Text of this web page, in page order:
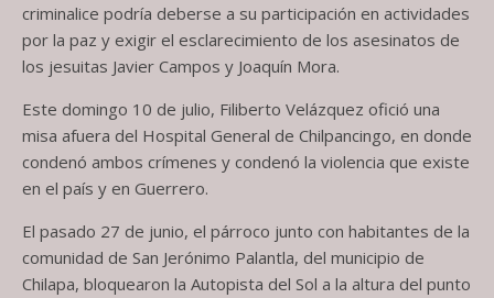
criminalice podría deberse a su participación en actividades
por la paz y exigir el esclarecimiento de los asesinatos de
los jesuitas Javier Campos y Joaquín Mora.
Este domingo 10 de julio, Filiberto Velázquez ofició una
misa afuera del Hospital General de Chilpancingo, en donde
condenó ambos crímenes y condenó la violencia que existe
en el país y en Guerrero.
El pasado 27 de junio, el párroco junto con habitantes de la
comunidad de San Jerónimo Palantla, del municipio de
Chilapa, bloquearon la Autopista del Sol a la altura del punto